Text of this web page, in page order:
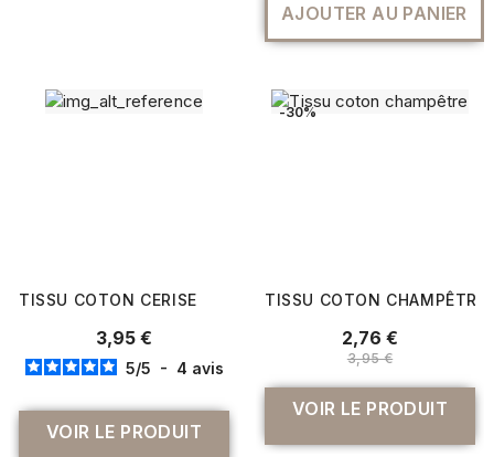
AJOUTER AU PANIER
TISSU COTON CERISE
3,95 €
5/5 - 4 avis
VOIR LE PRODUIT
-30%
TISSU COTON CHAMPÊTRE
2,76 €
3,95 €
VOIR LE PRODUIT